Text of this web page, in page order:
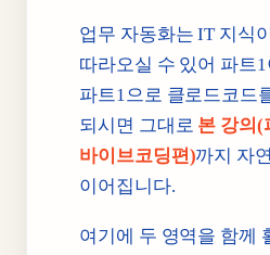
업무 자동화는 IT 지식
따라오실 수 있어 파트
파트1으로 클로드코드
되시면 그대로 본 강의(
바이브코딩편)까지 자
이어집니다.
여기에 두 영역을 함께